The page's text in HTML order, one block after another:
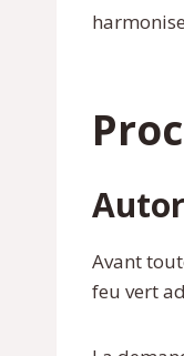
Avant
feu vert